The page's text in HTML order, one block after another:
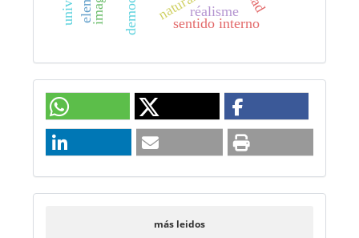
sentido interno
réalisme
más leidos